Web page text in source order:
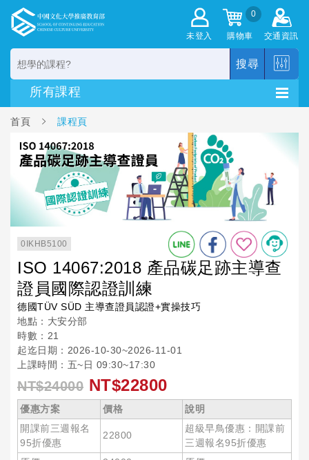
未登入
0
購物車 交通資訊
搜尋
首頁 課程頁
0IKHB5100
ISO 14067:2018 產品碳足跡主導查
證員國際認證訓練
德國TÜV SÜD 主導查證員認證+實操技巧
地點：大安分部
時數：21
起迄日期：2026-10-30~2026-11-01
上課時間：五~日 09:30~17:30
NT$24000 NT$22800
優惠方案 價格
說明
開課前三週報名
95折優惠
22800
超級早鳥優惠：開課前
三週報名95折優惠